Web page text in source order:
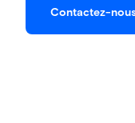
Contactez-